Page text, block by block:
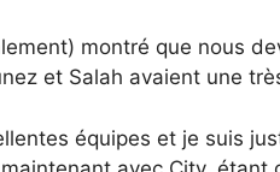
montré que nous
et Salah avaient une
équipes et je suis